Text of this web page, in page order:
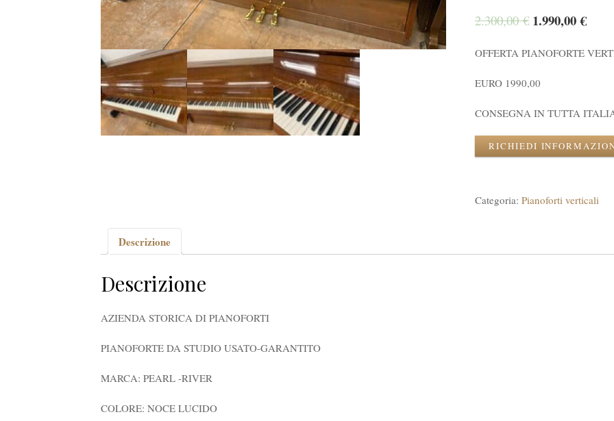
2.300,00€ 1.990,00€
OFFERTA PIANOFORTE
EURO 1990,00
CONSEGNA IN TUTTA
RICHIEDI
Categoria: Pianoforti verticali
Descrizione
Descrizione
AZIENDA STORICA DI PIANOFORTI
PIANOFORTE DA STUDIO USATO-GARANTITO
MARCA: PEARL -RIVER
COLORE: NOCE LUCIDO